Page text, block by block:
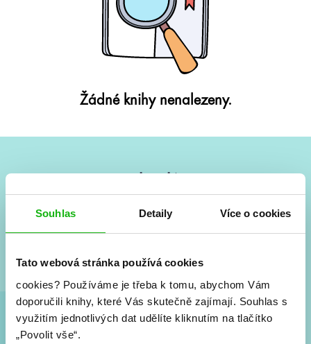
Souhlas Detaily Více o cookies
Tato webová stránka používá cookies
cookies? Používáme je třeba k tomu, abychom Vám
doporučili knihy, které Vás skutečně zajímají. Souhlas s
využitím jednotlivých dat udělíte kliknutím na tlačítko
„Povolit vše“.
Žádné knihy nenalezeny.
Vše kolem #youngadult každý měsíc rovnou do mailu!
a seriálové adaptace a další.